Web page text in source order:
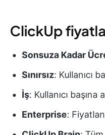
ClickUp
Sonsuza Kadar
Sınırsız: Kullanıcı
İş: Kullanıcı başına
Enterprise: